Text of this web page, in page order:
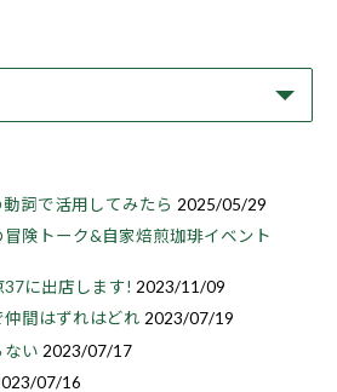
詞で活用してみたら 2025/05/29
険トーク&自家焙煎珈琲イベント
37に出店します! 2023/11/09
仲間はずれはどれ 2023/07/19
ない 2023/07/17
07/16